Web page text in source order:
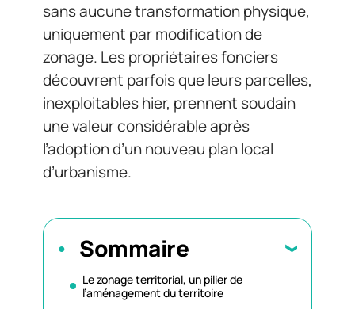
sans aucune transformation physique,
uniquement par modification de
zonage. Les propriétaires fonciers
découvrent parfois que leurs parcelles,
inexploitables hier, prennent soudain
une valeur considérable après
l’adoption d’un nouveau plan local
d’urbanisme.
Sommaire
Le zonage territorial, un pilier de
l’aménagement du territoire